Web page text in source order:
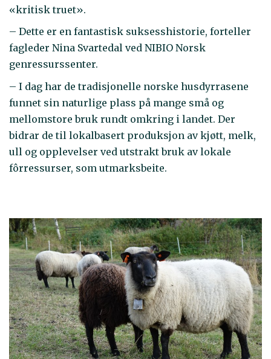
«kritisk truet».
– Dette er en fantastisk suksesshistorie, forteller
fagleder Nina Svartedal ved NIBIO Norsk
genressurssenter.
– I dag har de tradisjonelle norske husdyrrasene
funnet sin naturlige plass på mange små og
mellomstore bruk rundt omkring i landet. Der
bidrar de til lokalbasert produksjon av kjøtt, melk,
ull og opplevelser ved utstrakt bruk av lokale
fôrressurser, som utmarksbeite.